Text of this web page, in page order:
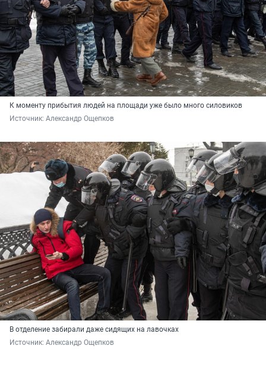
К моменту прибытия людей на площади уже было много силовиков
Источник: Александр Ощепков
В отделение забирали даже сидящих на лавочках
Источник: Александр Ощепков